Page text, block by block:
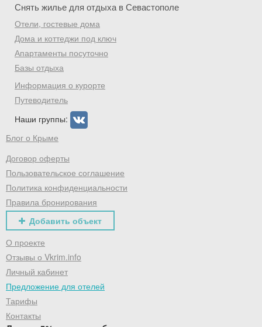
Снять жилье для отдыха в Севастополе
Отели, гостевые дома
Дома и коттеджи под ключ
Апартаменты посуточно
Базы отдыха
Информация о курорте
Путеводитель
Наши группы:
Блог о Крыме
Договор оферты
Пользовательское соглашение
Политика конфиденциальности
Правила бронирования
Добавить объект
О проекте
Отзывы о Vkrim.info
Личный кабинет
Предложение для отелей
Тарифы
Контакты